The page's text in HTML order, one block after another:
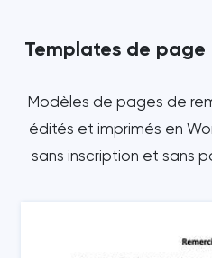
Templates de
Modèles de pages de
édités et imprimés en
sans inscription et sans